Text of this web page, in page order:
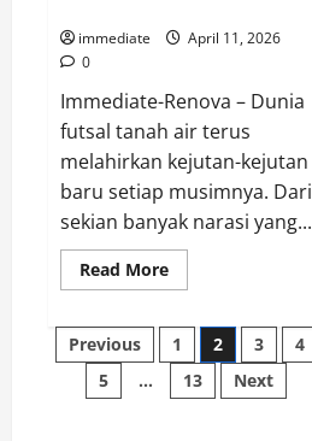
Tembus
Dominasi
2026?
immediate
April 11, 2026
0
Immediate-Renova – Dunia
futsal tanah air terus
melahirkan kejutan-kejutan
baru setiap musimnya. Dari
sekian banyak narasi yang...
Read MoreRead
more
Aliefian
dan
Kebangkitan
Moncongbulo
FC
Posts
pagination
Previous 1 2 3
4
5
… 13 Next